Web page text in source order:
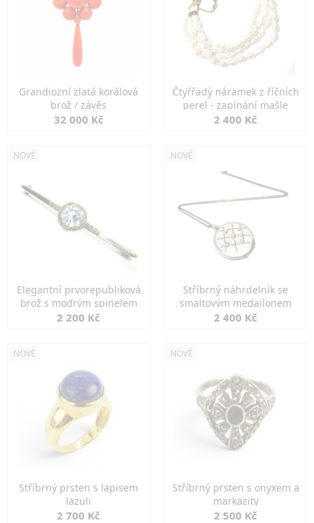
Grandiozní zlatá korálová
brož / závěs
32 000 Kč
Čtyřřadý náramek z říčních
perel - zapínání mašle
2 400 Kč
NOVÉ
Elegantní prvorepubliková
brož s modrým spinelem
2 200 Kč
NOVÉ
Stříbrný náhrdelník se
smaltovým medailonem
2 400 Kč
NOVÉ
Stříbrný prsten s lapisem
lazuli
2 700 Kč
NOVÉ
Stříbrný prsten s onyxem a
markazity
2 500 Kč